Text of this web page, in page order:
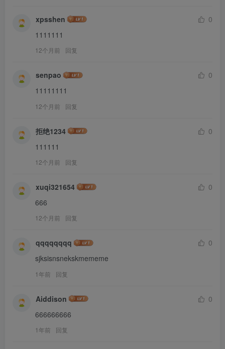
xpsshen
0
1111111
12个月前 回复
senpao
0
11111111
12个月前 回复
拒绝1234
0
111111
12个月前 回复
xuqi321654
0
666
12个月前 回复
qqqqqqqq
0
sjksisnsnekskmememe
1年前 回复
Aiddison
0
666666666
1年前 回复